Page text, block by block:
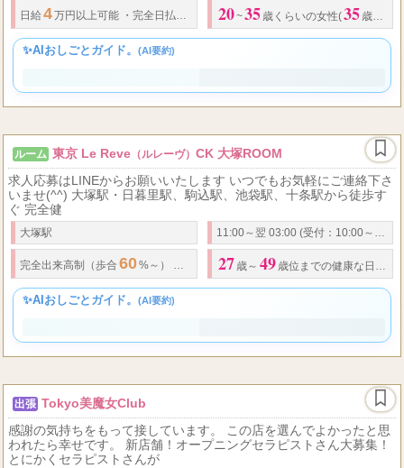
日給 4万円以上可能 ・ 完全日払い 交通費支給・保証給制度あり・指名料、
20~35 歳くらいの女性(35 歳以上の方でも見た目が若ければ可能)
✨AIおしごとガイド。 (AI要約)
ルーム 東京 Le Reve （ルレーヴ） CK 大塚ROOM
求人応募はLINEからお願いいたします いつでもお気軽にご連絡下さ
いませ(^^) 大塚駅・日暮里駅、駒込駅、池袋駅、十条駅から徒歩す
ぐ 完全健
大塚駅 11:00～翌 03:00 (受付：10:00～翌1:30)
完全出来高制（歩合 60%～） 完全日払い 30,000 円以上可能 ※別途(オプ
27 歳～ 49 歳位までの健康な日本人女性
✨AIおしごとガイド。 (AI要約)
出張 Tokyo美魔女Club
感謝の気持ちをもって接しています。 この店を選んでよかったと思
われたら幸せです。 新店舗！オープニングセラピストさん大募集！
とにかくセラピストさんが